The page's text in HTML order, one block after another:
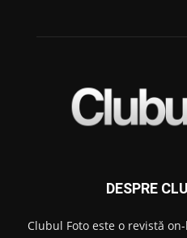
DESPRE
Clubul Foto este o revistă